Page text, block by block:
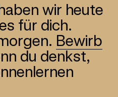
wir heute
für dich.
Bewirb
du denkst,